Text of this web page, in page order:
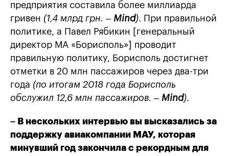
предприятия составила более миллиарда
гривен (1,4 млрд грн. – Mind). При правильной
политике, а Павел Рябикин [генеральный
директор МА «Борисполь»] проводит
правильную политику, Борисполь достигнет
отметки в 20 млн пассажиров через два-три
года (по итогам 2018 года Борисполь
обслужил 12,6 млн пассажиров. – Mind).
– В нескольких интервью вы высказались за
поддержку авиакомпании МАУ, которая
минувший год закончила с рекордным для